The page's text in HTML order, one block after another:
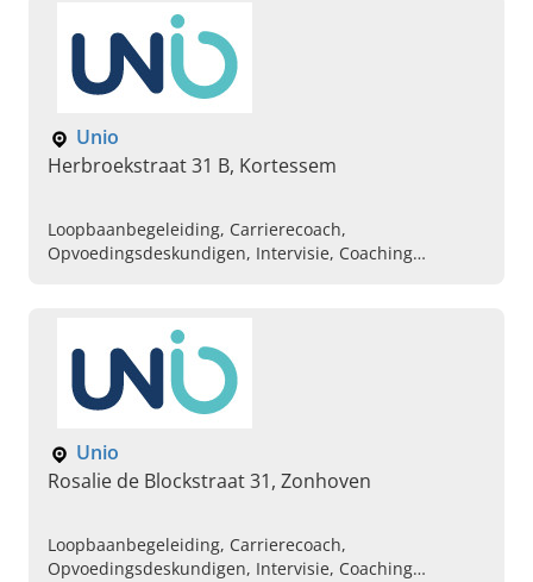
Unio
Herbroekstraat 31 B, Kortessem
Loopbaanbegeleiding, Carrierecoach,
Opvoedingsdeskundigen, Intervisie, Coaching
Unio
Rosalie de Blockstraat 31, Zonhoven
Loopbaanbegeleiding, Carrierecoach,
Opvoedingsdeskundigen, Intervisie, Coaching